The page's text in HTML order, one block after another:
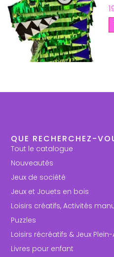
QUE RECHERCHEZ-
Tout le catalogue
Nouveautés
Jeux de société
Jeux et Jouets en bois
Loisirs créatifs, Activités
Puzzles
Loisirs récréatifs & Jeux Plein-
Livres pour enfant